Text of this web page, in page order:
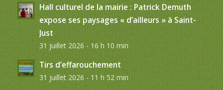
Hall culturel de la mairie : Patrick Demuth
expose ses paysages « d’ailleurs » à Saint-
Just
31 juillet 2026 - 16 h 10 min
Tirs d’effarouchement
31 juillet 2026 - 11 h 52 min